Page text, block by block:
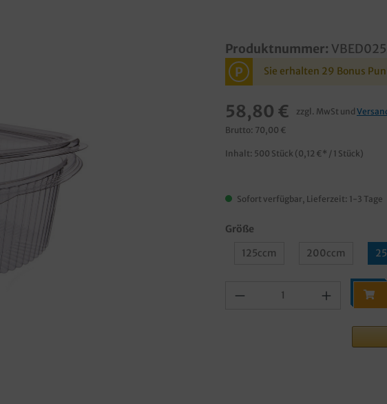
Produktnummer:
P Sie erhalten 29 Bonus
58,80 € zzgl. MwSt und
Brutto: 70,00 €
Inhalt: 500 Stück (0,12 €* / 1 Stück)
Sofort verfügbar, Lieferzeit: 1-3 Tage
Größe
125ccm
200ccm